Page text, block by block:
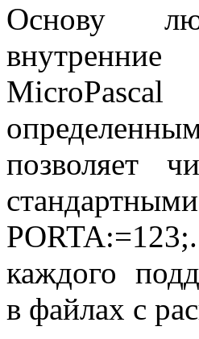
Основу
MicroPascal
позволяет
PORTA
каждого
в файлах с